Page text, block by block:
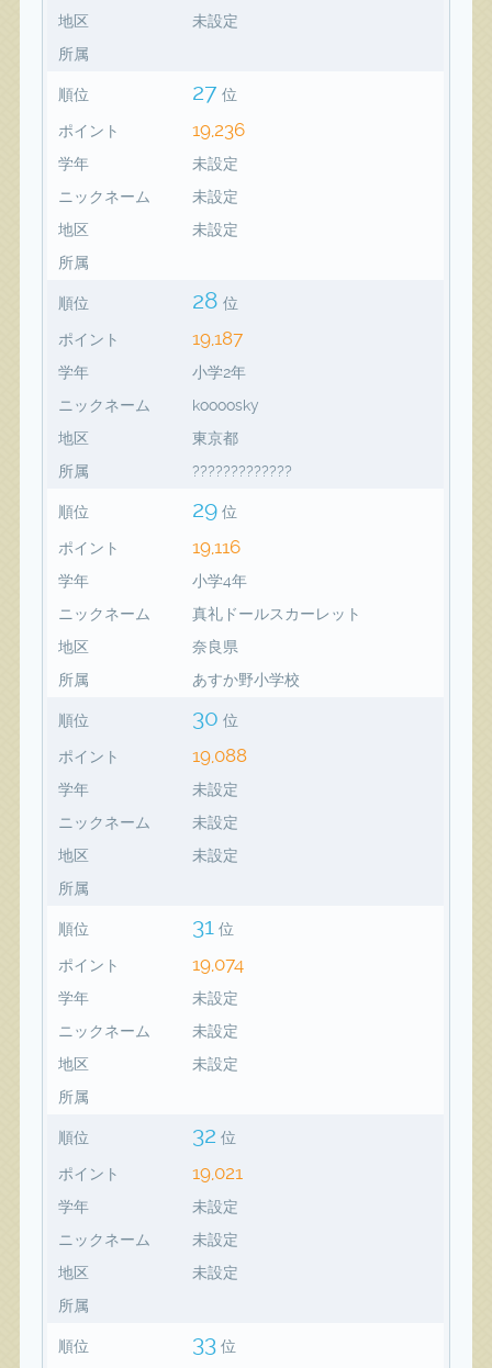
地区
未設定
所属
順位 27 位
ポイント 19,236
学年
未設定
ニックネーム
未設定
地区
未設定
所属
順位 28 位
ポイント 19,187
学年
小学2年
ニックネーム
koooosky
地区
東京都
所属
?????????????
順位 29 位
ポイント 19,116
学年
小学4年
ニックネーム
真礼ドールスカーレット
地区
奈良県
所属
あすか野小学校
順位 30 位
ポイント 19,088
学年
未設定
ニックネーム
未設定
地区
未設定
所属
順位 31 位
ポイント 19,074
学年
未設定
ニックネーム
未設定
地区
未設定
所属
順位 32 位
ポイント 19,021
学年
未設定
ニックネーム
未設定
地区
未設定
所属
順位 33 位